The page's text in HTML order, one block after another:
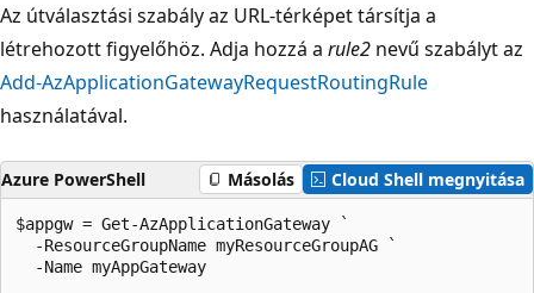
Az útválasztási szabály az URL-térképet társítja a
létrehozott figyelőhöz. Adja hozzá a rule2 nevű szabályt az
Add-AzApplicationGatewayRequestRoutingRule
használatával.
Azure PowerShell Másolás Cloud Shell megnyitása
$appgw = Get-AzApplicationGateway `
  -ResourceGroupName myResourceGroupAG `
  -Name myAppGateway